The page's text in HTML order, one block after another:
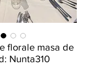
florale masa de
Nunta310